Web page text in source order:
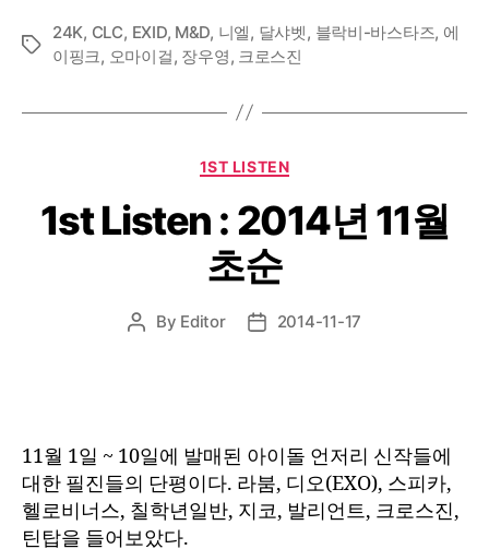
Tags
24K, CLC, EXID, M&D, 니엘, 달샤벳, 블락비-바스타즈, 에
이핑크, 오마이걸, 장우영, 크로스진
Categories
1ST LISTEN
1st Listen : 2014년 11월
초순
Post
By Editor
Post2014-11-17
11월 1일 ~ 10일에 발매된 아이돌 언저리 신작들에
대한 필진들의 단평이다. 라붐, 디오(EXO), 스피카,
헬로비너스, 칠학년일반, 지코, 발리언트, 크로스진,
틴탑을 들어보았다.